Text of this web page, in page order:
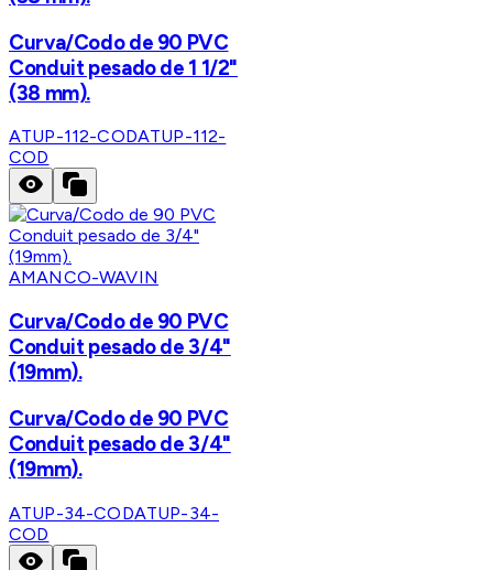
Curva/Codo de 90 PVC
Conduit pesado de 1 1/2"
(38 mm).
ATUP-112-CODATUP-112-
COD
AMANCO-WAVIN
Curva/Codo de 90 PVC
Conduit pesado de 3/4"
(19mm).
Curva/Codo de 90 PVC
Conduit pesado de 3/4"
(19mm).
ATUP-34-CODATUP-34-
COD